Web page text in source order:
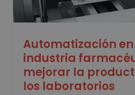
Automatización
industria
mejorar la
los laboratorios